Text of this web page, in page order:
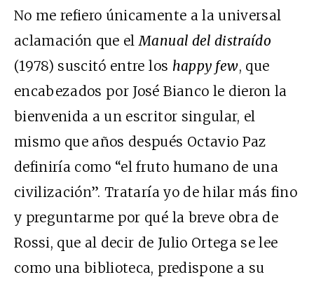
No me refiero únicamente a la universal
aclamación que elManual del distraído
(1978) suscitó entre los happy few, que
encabezados por José Bianco le dieron la
bienvenida a un escritor singular, el
mismo que años después Octavio Paz
definiría como “el fruto humano de una
civilización”. Trataría yo de hilar más fino
y preguntarme por qué la breve obra de
Rossi, que al decir de Julio Ortega se lee
como una biblioteca, predispone a su